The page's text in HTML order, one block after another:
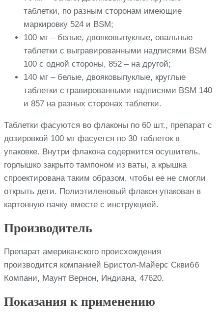
таблетки, по разным сторонам имеющие
маркировку 524 и BSM;
100 мг – белые, двояковыпуклые, овальные
таблетки с выгравированными надписями BSM
100 с одной стороны, 852 – на другой;
140 мг – белые, двояковыпуклые, круглые
таблетки с гравированными надписями BSM 140
и 857 на разных сторонах таблетки.
Таблетки фасуются во флаконы по 60 шт., препарат с
дозировкой 100 мг фасуется по 30 таблеток в
упаковке. Внутри флакона содержится осушитель,
горлышко закрыто тампоном из ваты, а крышка
спроектирована таким образом, чтобы ее не смогли
открыть дети. Полиэтиленовый флакон упакован в
картонную пачку вместе с инструкцией.
Производитель
Препарат американского происхождения
производится компанией Бристол-Майерс Сквибб
Компани, Маунт Вернон, Индиана, 47620.
Показания к применению